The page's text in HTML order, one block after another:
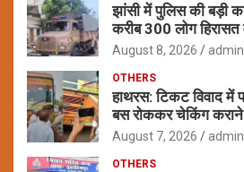
झांसी में पुलिस की बड़ी
करीब 300 लोग हिरासत
August 8, 2026 admin
OTHERS
हाथरस: टिकट विवाद में
बस रोककर चेकिंग कराने
August 7, 2026 admin
OTHERS